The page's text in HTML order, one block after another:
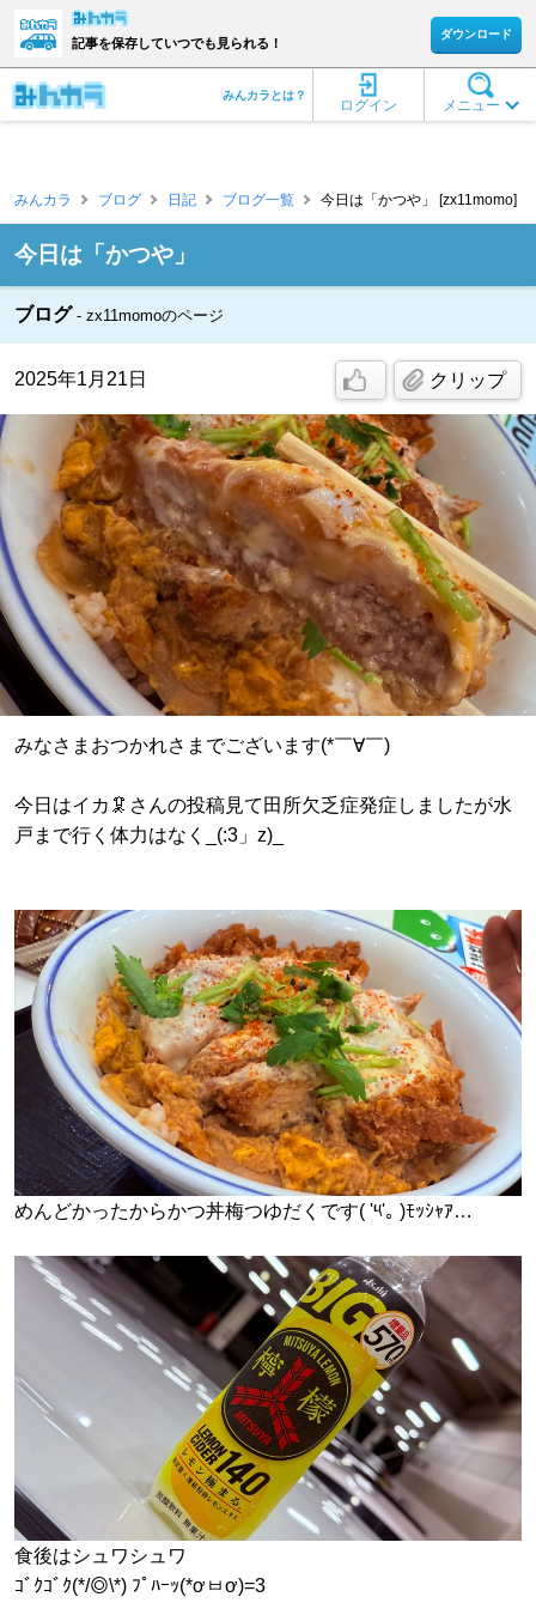
記事を保存していつでも見られる！
ダウンロード
メニュー
ログイン
みんカラとは？
みんカラ ブログ 日記 ブログ一覧 今日は「かつや」 [zx11momo]
今日は「かつや」
ブログ zx11momoのページ
2025年1月21日 クリップ
みなさまおつかれさまでございます(*￣∀￣)
今日はイカ🦑さんの投稿見て田所欠乏症発症しましたが水
戸まで行く体力はなく_(:3」z)_
めんどかったからかつ丼梅つゆだくです( '༥'｡ )ﾓｯｼｬｱ…
食後はシュワシュワ
ｺﾞｸｺﾞｸ(*/◎\*) ﾌﾟﾊｰｯ(*ơㅂơ)=3